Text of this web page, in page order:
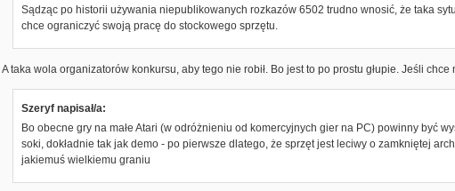
Sądząc po historii używania niepublikowanych rozkazów 6502 trudno wnosić, że taka
chce ograniczyć swoją pracę do stockowego sprzętu.
A taka wola organizatorów konkursu, aby tego nie robił. Bo jest to po prostu głupie. Jeśli
Szeryf napisał/a:
Bo obecne gry na małe Atari (w odróżnieniu od komercyjnych gier na PC) powinny być
soki, dokładnie tak jak demo - po pierwsze dlatego, że sprzęt jest leciwy o zamkniętej
jakiemuś wielkiemu graniu